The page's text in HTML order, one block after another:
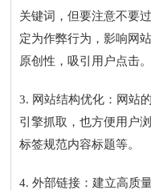
关键词，但要注意不要
定为作弊行为，影响网
原创性，吸引用户点击。
3. 网站结构优化：网站
引擎抓取，也方便用户
标签规范内容标题等。
4. 外部链接：建立高质